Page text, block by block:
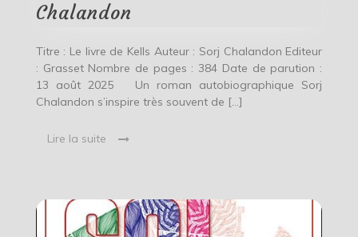
Chalandon
Titre : Le livre de Kells Auteur : Sorj Chalandon Editeur
: Grasset Nombre de pages : 384 Date de parution :
13 août 2025 Un roman autobiographique Sorj
Chalandon s’inspire très souvent de […]
Lire la suite